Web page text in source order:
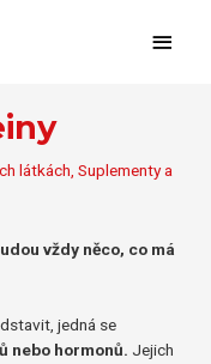
látkách Suplementy a
vždy něco, co má
jedná se
nebo hormonů. Jejich